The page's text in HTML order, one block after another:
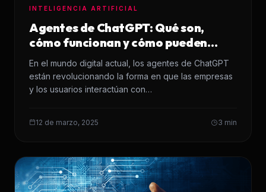
INTELIGENCIA ARTIFICIAL
Agentes de ChatGPT: Qué son,
cómo funcionan y cómo pueden
mejorar tu negocio
En el mundo digital actual, los agentes de ChatGPT
están revolucionando la forma en que las empresas
y los usuarios interactúan con…
12 de marzo, 2025 3 min